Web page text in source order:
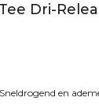
Dri-
en